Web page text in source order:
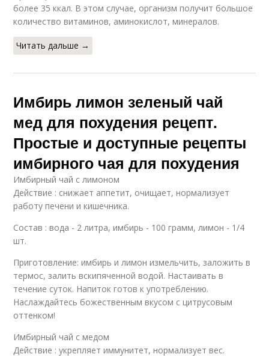
более 35 ккал. В этом случае, организм получит большое
количество витаминов, аминокислот, минералов.
Читать дальше →
Имбирь лимон зеленый чай
мед для похудения рецепт.
Простые и доступные рецепты
имбирного чая для похудения
Имбирный чай с лимоном
Действие : снижает аппетит, очищает, нормализует
работу печени и кишечника.
Состав : вода - 2 литра, имбирь - 100 грамм, лимон - 1/4
шт.
Приготовление: имбирь и лимон измельчить, заложить в
термос, залить вскипяченной водой. Настаивать в
течение суток. Напиток готов к употреблению.
Наслаждайтесь божественным вкусом с цитрусовым
оттенком!
Имбирный чай с медом
Действие : укрепляет иммунитет, нормализует вес.